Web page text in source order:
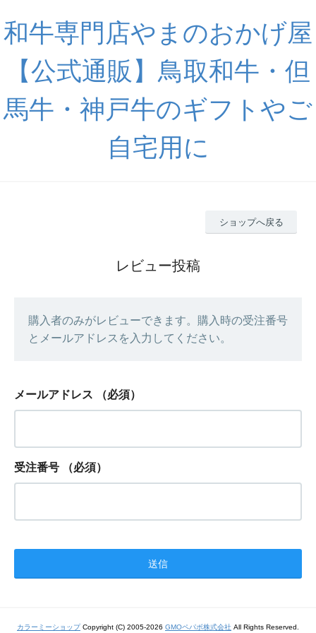
和牛専門店やまのおかげ屋
【公式通販】鳥取和牛・但
馬牛・神戸牛のギフトやご
自宅用に
ショップへ戻る
レビュー投稿
購入者のみがレビューできます。購入時の受注番号
とメールアドレスを入力してください。
メールアドレス （必須）
受注番号 （必須）
カラーミーショップCopyright (C) 2005-2026 GMOペパボ株式会社 All Rights Reserved.